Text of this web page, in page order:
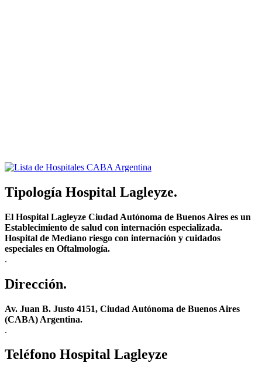
Tipología Hospital Lagleyze.
El Hospital Lagleyze Ciudad Autónoma de Buenos Aires es un
Establecimiento de salud con internación especializada.
Hospital de Mediano riesgo con internación y cuidados
especiales en Oftalmología.
.
Dirección.
Av. Juan B. Justo 4151, Ciudad Autónoma de Buenos Aires
(CABA) Argentina.
.
Teléfono Hospital Lagleyze